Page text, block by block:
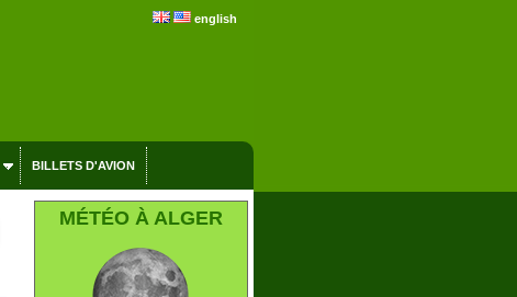
english
BILLETS D'AVION
MÉTÉO À ALGER